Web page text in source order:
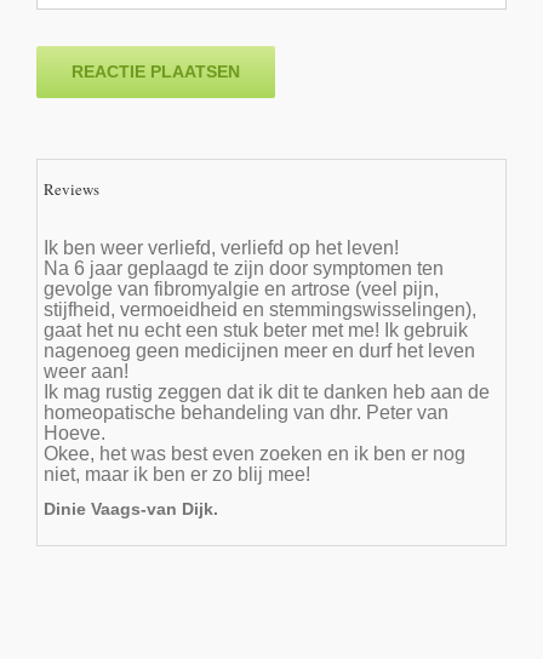
Reviews
Ik ben weer verliefd, verliefd op het leven!
Na 6 jaar geplaagd te zijn door symptomen ten
gevolge van fibromyalgie en artrose (veel pijn,
stijfheid, vermoeidheid en stemmingswisselingen),
gaat het nu echt een stuk beter met me! Ik gebruik
nagenoeg geen medicijnen meer en durf het leven
weer aan!
Ik mag rustig zeggen dat ik dit te danken heb aan de
homeopatische behandeling van dhr. Peter van
Hoeve.
Okee, het was best even zoeken en ik ben er nog
niet, maar ik ben er zo blij mee!
Dinie Vaags-van Dijk.